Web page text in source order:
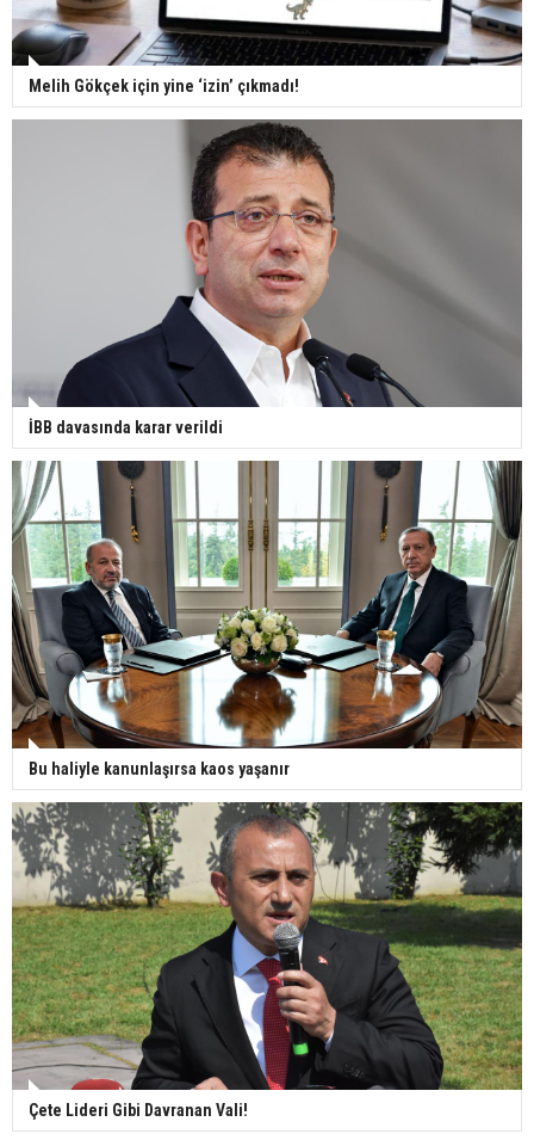
Melih Gökçek için yine ‘izin’ çıkmadı!
İBB davasında karar verildi
Bu haliyle kanunlaşırsa kaos yaşanır
Çete Lideri Gibi Davranan Vali!